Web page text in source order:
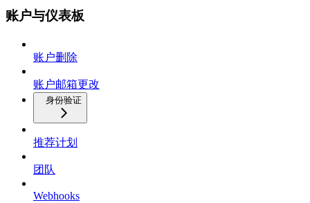
账户与仪表板
账户删除
账户邮箱更改
身份验证
推荐计划
团队
Webhooks